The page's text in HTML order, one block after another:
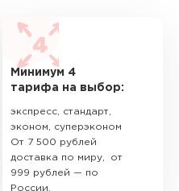
Минимум 4
тарифа на выбор:
экспресс, стандарт,
эконом, суперэконом
От 7 500 рублей
доставка по миру, от
999 рублей — по
России.